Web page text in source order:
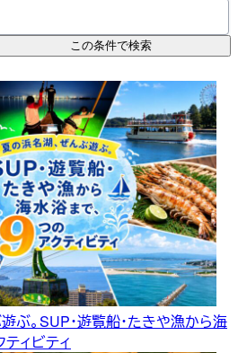
この条件で検索
ぶ。SUP・遊覧船・たきや漁から海
ィビティ